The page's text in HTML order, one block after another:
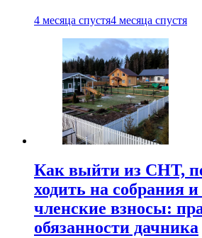
4 месяца спустя4 месяца спустя
Как выйти из СНТ,
ходить на собрания
членские взносы:
обязанности дачника